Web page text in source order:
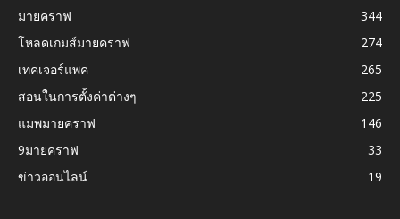
มายคราฟ
344
โหลดเกมส์มายคราฟ
274
เทคเจอร์แพค
265
สอนในการตั้งค่าต่างๆ
225
แมพมายคราฟ
146
9มายคราฟ
33
ข่าวออนไลน์
19